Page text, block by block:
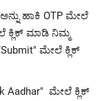
ಹಾಕಿ OTP ಮೇಲೆ
ಕ್ಲಿಕ್ ಮಾಡಿ ನಿಮ್ಮ
ಮೇಲೆ ಕ್ಲಿಕ್
ಮೇಲೆ ಕ್ಲಿಕ್